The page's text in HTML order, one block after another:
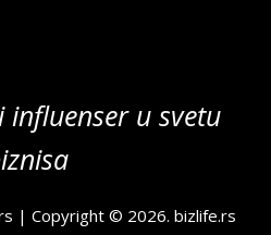
influenser u svetu
| Copyright © 2026.bizlife.rs